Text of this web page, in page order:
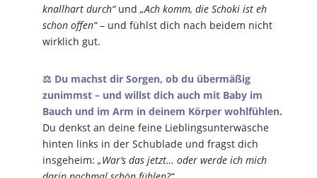
knallhart durch“und „Ach komm, die Schoki ist eh
schon offen“– und fühlst dich nach beidem nicht
wirklich gut.
⚖️ Du machst dir Sorgen, ob du übermäßig
zunimmst – und willst dich auch mit Baby im
Bauch und im Arm in deinem Körper wohlfühlen.
Du denkst an deine feine Lieblingsunterwäsche
hinten links in der Schublade und fragst dich
insgeheim: „War’s das jetzt… oder werde ich mich